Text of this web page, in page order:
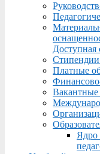
Доступная
Платные
Вакантные
Ядро